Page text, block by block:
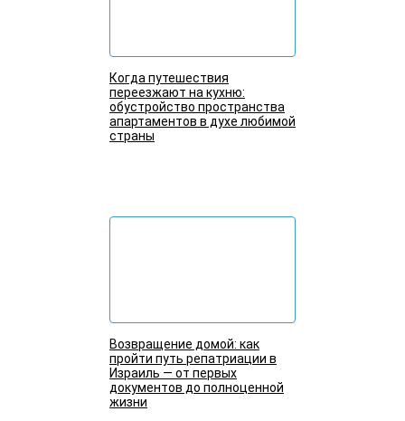
Когда путешествия
переезжают на кухню:
обустройство пространства
апартаментов в духе любимой
страны
Возвращение домой: как
пройти путь репатриации в
Израиль — от первых
документов до полноценной
жизни